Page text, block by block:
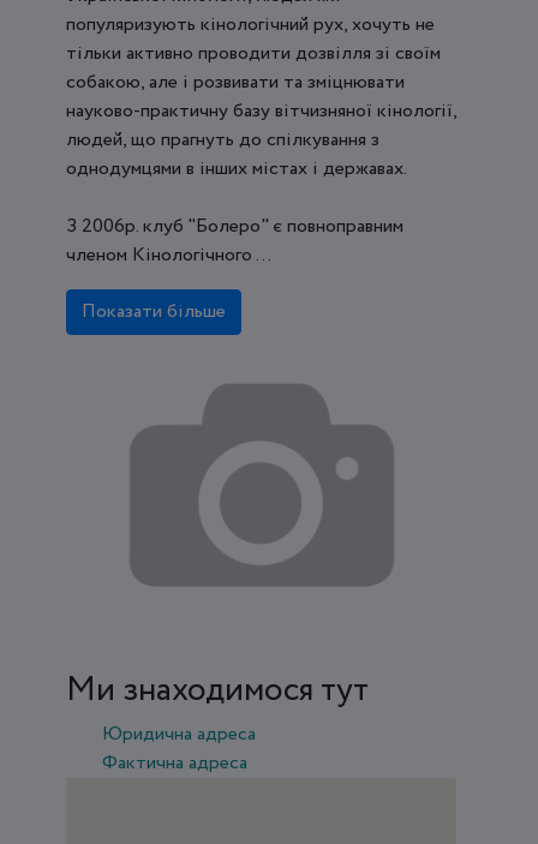
популяризують кінологічний рух, хочуть не
тільки активно проводити дозвілля зі своїм
собакою, але і розвивати та зміцнювати
науково-практичну базу вітчизняної кінології,
людей, що прагнуть до спілкування з
однодумцями в інших містах і державах.
З 2006р. клуб "Болеро" є повноправним
членом Кінологічного ...
Показати більше
Ми знаходимося тут
Юридична адреса
Фактична адреса